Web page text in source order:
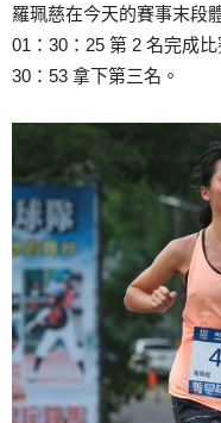
羅珮慈在今天的賽事末段
01：30：25 第 2 名完成
30：53 拿下第三名。